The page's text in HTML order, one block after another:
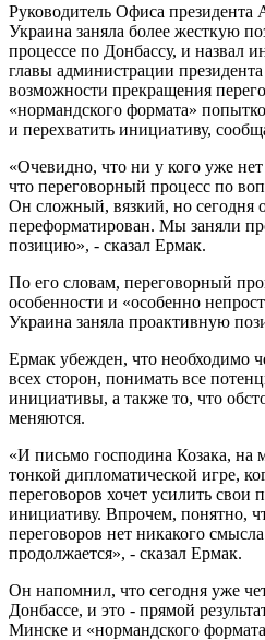
Руководитель Офиса президента
Украина заняла более жесткую
процессе по Донбассу, и назвал
главы администрации
возможности прекращения
«нормандского формата»
и перехватить инициативу,
«Очевидно, что ни у кого уже
что переговорный процесс по
Он сложный, вязкий, но сегодня
переформатирован. Мы заняли
позицию», - сказал Ермак.
По его словам, переговорный
особенности и «особенно
Украина заняла проактивную
Ермак убежден, что необходимо
всех сторон, понимать все
инициативы, а также то, что
меняются.
«И письмо господина Козака, на
тонкой дипломатической игре,
переговоров хочет усилить свои
инициативу. Впрочем, понятно,
переговоров нет никакого
продолжается», - сказал Ермак.
Он напомнил, что сегодня уже
Донбассе, и это - прямой
Минске и «нормандского